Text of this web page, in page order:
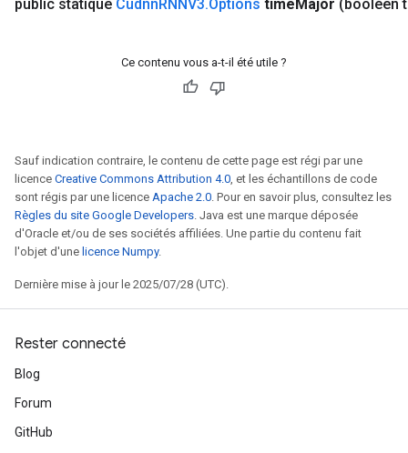
public statique CudnnRNNV3.Options time Major (booléen
Ce contenu vous a-t-il été utile ?
Sauf indication contraire, le contenu de cette page est régi par une
licence Creative Commons Attribution 4.0, et les échantillons de code
sont régis par une licence Apache 2.0. Pour en savoir plus, consultez les
Règles du site Google Developers. Java est une marque déposée
d'Oracle et/ou de ses sociétés affiliées. Une partie du contenu fait
l'objet d'une licence Numpy.
Dernière mise à jour le 2025/07/28 (UTC).
Rester connecté
Blog
Forum
GitHub